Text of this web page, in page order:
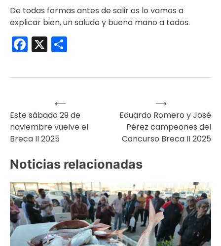
De todas formas antes de salir os lo vamos a
explicar bien, un saludo y buena mano a todos.
Facebook
X
Navegación
de
entradas
⟵
Este sábado 29 de
noviembre vuelve el
Breca II 2025
Eduardo Romero y José
Pérez campeones del
Concurso Breca II 2025
⟶
Noticias relacionadas